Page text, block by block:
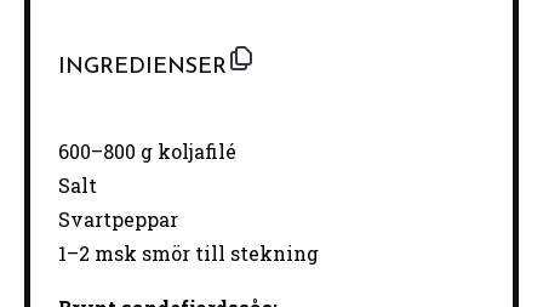
INGREDIENSER
600–800 g koljafilé
Salt
Svartpeppar
1–2 msk smör till stekning